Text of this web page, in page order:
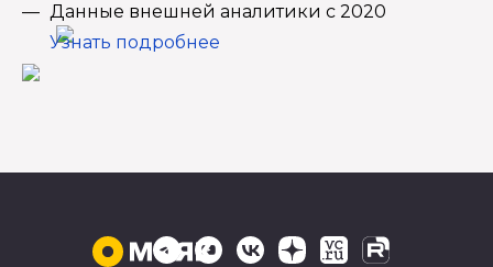
Данные внешней аналитики с 2020
Узнать подробнее